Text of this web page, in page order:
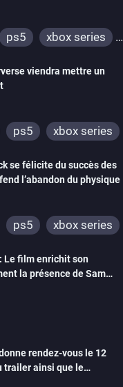
ps5
xbox series
switch 2
viendra mettre un
ps5 xbox series
se félicite du succès des
l’abandon du physique
ps5 xbox series
Le film enrichit son
la présence de Sam
rendez-vous le 12
trailer ainsi que le